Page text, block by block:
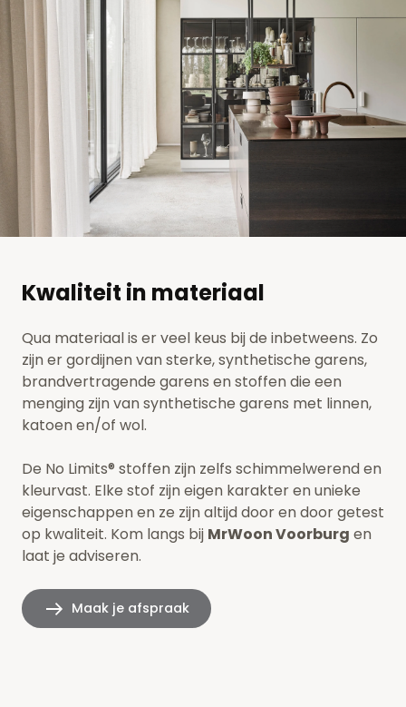
Kwaliteit in materiaal
Qua materiaal is er veel keus bij de inbetweens. Zo
zijn er gordijnen van sterke, synthetische garens,
brandvertragende garens en stoffen die een
menging zijn van synthetische garens met linnen,
katoen en/of wol.
De No Limits® stoffen zijn zelfs schimmelwerend en
kleurvast. Elke stof zijn eigen karakter en unieke
eigenschappen en ze zijn altijd door en door getest
op kwaliteit. Kom langs bij MrWoon Voorburg en
laat je adviseren.
Maak je afspraak